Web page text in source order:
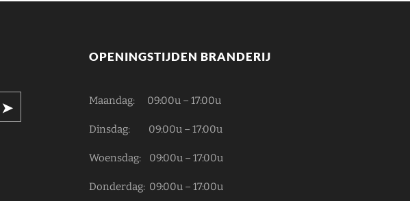
OPENINGSTIJDEN BRANDERIJ
Maandag: 09:00u – 17:00u
Dinsdag: 09:00u – 17:00u
Woensdag: 09:00u – 17:00u
Donderdag: 09:00u – 17:00u